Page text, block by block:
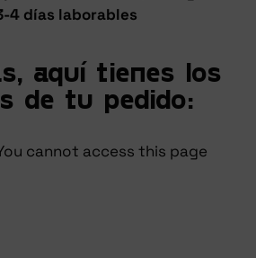
4 días laborables
aquí tienes los
de tu pedido:
cannot access this page